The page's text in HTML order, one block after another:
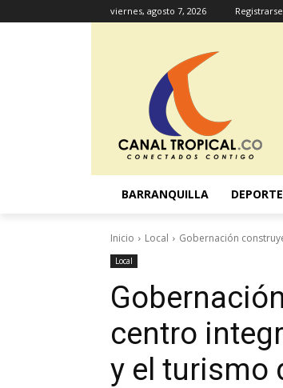
viernes, agosto 7, 2026
BARRANQUILLA
Inicio Local Gobernación
Local
centro
y el turismo